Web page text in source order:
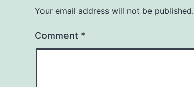
Your email address will not be published.
Comment *